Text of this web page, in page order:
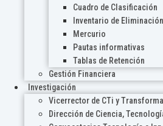
Cuadro de Clasificación
Inventario de Eliminación
Mercurio
Pautas informativas
Tablas de Retención
Gestión Financiera
Investigación
Vicerrector de CTi y
Dirección de Ciencia,